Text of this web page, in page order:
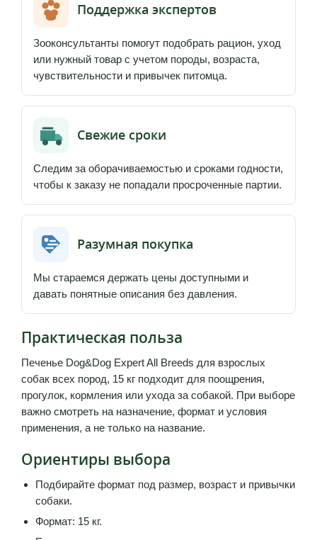
Поддержка экспертов
Зооконсультанты помогут подобрать рацион, уход
или нужный товар с учетом породы, возраста,
чувствительности и привычек питомца.
Свежие сроки
Следим за оборачиваемостью и сроками годности,
чтобы к заказу не попадали просроченные партии.
Разумная покупка
Мы стараемся держать цены доступными и
давать понятные описания без давления.
Практическая польза
Печенье Dog&Dog Expert All Breeds для взрослых
собак всех пород, 15 кг подходит для поощрения,
прогулок, кормления или ухода за собакой. При выборе
важно смотреть на назначение, формат и условия
применения, а не только на название.
Ориентиры выбора
Подбирайте формат под размер, возраст и привычки
собаки.
Формат: 15 кг.